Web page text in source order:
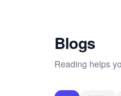
Blogs
Reading helps